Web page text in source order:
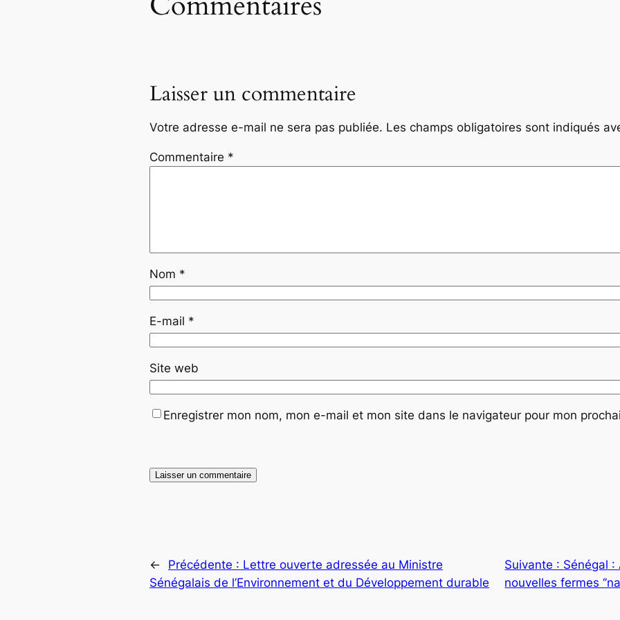
Laisser un commentaire
Votre adresse e-mail ne sera pas publiée. Les champs obligatoires sont indiqués
Commentaire *
Nom *
E-mail *
Site web
Enregistrer mon nom, mon e-mail et mon site dans le navigateur pour mon
← Précédente : Lettre ouverte adressée au Ministre
Sénégalais de l’Environnement et du Développement durable
Suivante : Sénégal :
nouvelles fermes